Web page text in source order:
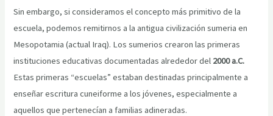
Sin embargo, si consideramos el concepto más primitivo de la
escuela, podemos remitirnos a la antigua civilización sumeria en
Mesopotamia (actual Iraq). Los sumerios crearon las primeras
instituciones educativas documentadas alrededor del 2000 a.C.
Estas primeras “escuelas” estaban destinadas principalmente a
enseñar escritura cuneiforme a los jóvenes, especialmente a
aquellos que pertenecían a familias adineradas.